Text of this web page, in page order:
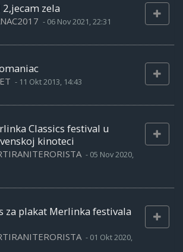
zela
- 06 Nov 2021, 22:31
- 11 Okt 2013, 14:43
Classics festival u
kinoteci
- 05 Nov 2020,
za plakat Merlinka festivala
- 01 Okt 2020,